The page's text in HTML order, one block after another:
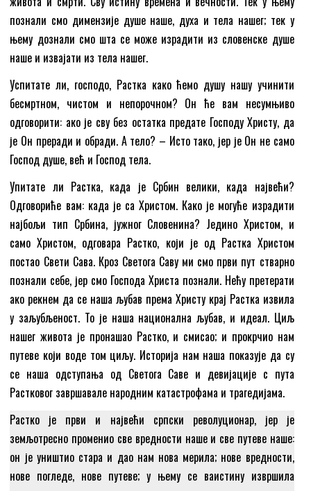
познали смо димензије душе наше, духа и тела нашег; тек у
њему дознали смо шта се може израдити из словенске душе
наше и извајати из тела нашег.
Успитате ли, господо, Растка како ћемо душу нашу учинити
бесмртном, чистом и непорочном? Он ће вам несумњиво
одговорити: ако је сву без остатка предате Господу Христу, да
је Он преради и обради. А тело? – Исто тако, јер је Он не само
Господ душе, већ и Господ тела.
Упитате ли Растка, када је Србин велики, када највећи?
Одговориће вам: када је са Христом. Како је могуће израдити
најбољи тип Србина, јужног Словенина? Једино Христом, и
само Христом, одговара Растко, који је од Растка Христом
постао Свети Сава. Кроз Светога Саву ми смо први пут стварно
познали себе, јер смо Господа Христа познали. Нећу претерати
ако рекнем да се наша љубав према Христу крај Растка извила
у заљубљеност. То је наша национална љубав, и идеал. Циљ
нашег живота је пронашао Растко, и смисао; и прокрчио нам
путеве који воде том циљу. Историја нам наша показује да су
се наша одступања од Светога Саве и девијације с пута
Растковог завршавале народним катастрофама и трагедијама.
Растко је први и највећи српски револуционар, јер је
земљотресно променио све вредности наше и све путеве наше:
он је уништио стара и дао нам нова мерила; нове вредности,
нове погледе, нове путеве; у њему се ваистину извршила